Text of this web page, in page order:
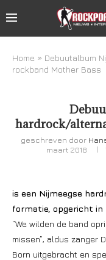
Home » Debuutalbum
rockband Mother Bass
hardrock/
geschreven door
maart 2018
is een Nijmeegse
formatie, opgericht in
“We wilden de band
missen”, aldus zanger
Born uitgebracht en